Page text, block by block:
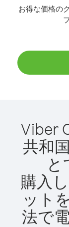
お得な価格の
Viber
共和
と
購入
ット
法で